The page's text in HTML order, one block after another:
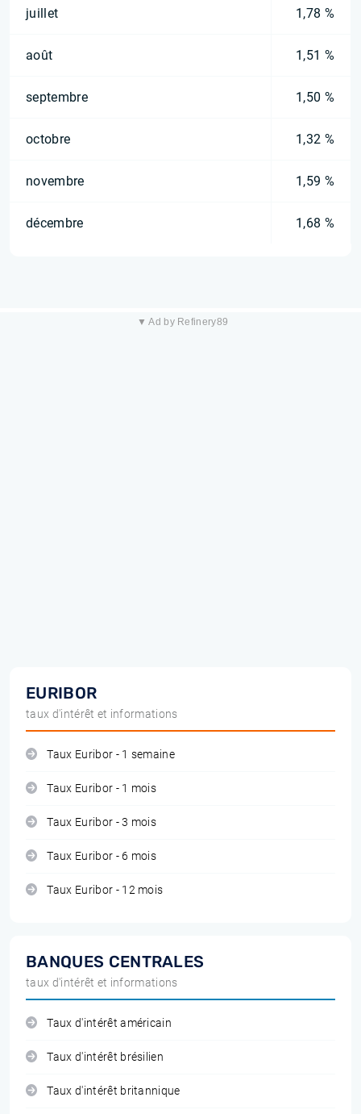
juillet 1,78 %
août 1,51 %
septembre 1,50 %
octobre 1,32 %
novembre 1,59 %
décembre 1,68 %
▼ Ad by Refinery89
EURIBOR
taux d'intérêt et informations
Taux Euribor - 1 semaine
Taux Euribor - 1 mois
Taux Euribor - 3 mois
Taux Euribor - 6 mois
Taux Euribor - 12 mois
BANQUES CENTRALES
taux d'intérêt et informations
Taux d'intérêt américain
Taux d'intérêt brésilien
Taux d'intérêt britannique